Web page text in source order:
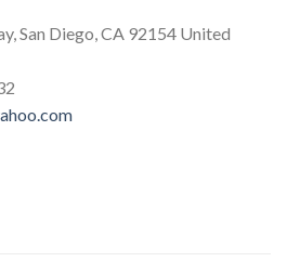
San Diego, CA 92154 United